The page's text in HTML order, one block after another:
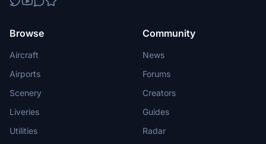
Browse
Aircraft
Airports
Scenery
Liveries
Utilities
Community
News
Forums
Creators
Guides
Radar